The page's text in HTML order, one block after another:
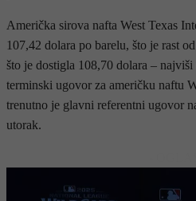
Američka sirova nafta West Texas
107,42 dolara po barelu, što je rast
što je dostigla 108,70 dolara –
terminski ugovor za američku naftu
trenutno je glavni referentni ugovor
utorak.